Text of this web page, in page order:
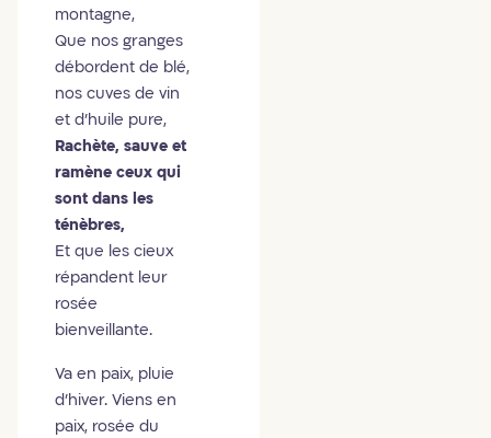
montagne,
Que nos granges
débordent de blé,
nos cuves de vin
et d'huile pure,
Rachète, sauve et
ramène ceux qui
sont dans les
ténèbres,
Et que les cieux
répandent leur
rosée
bienveillante.
Va en paix, pluie
d'hiver. Viens en
paix, rosée du